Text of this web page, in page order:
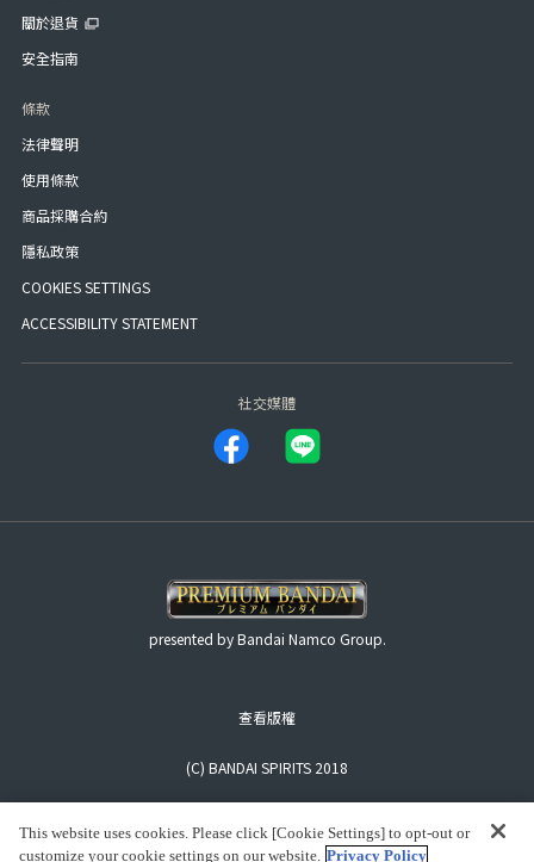
關於退貨
安全指南
條款
法律聲明
使用條款
商品採購合約
隱私政策
COOKIES SETTINGS
ACCESSIBILITY STATEMENT
社交媒體
presented by Bandai Namco Group.
查看版權
(C) BANDAI SPIRITS 2018
This website uses cookies. Please click [Cookie Settings] to opt-out or
customize your cookie settings on our website. Privacy Policy